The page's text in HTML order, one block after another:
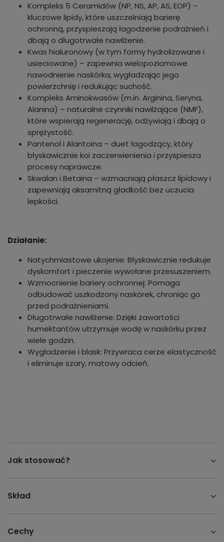
Kompleks 5 Ceramidów (NP, NS, AP, AS, EOP) –
kluczowe lipidy, które uszczelniają barierę
ochronną, przyspieszają łagodzenie podrażnień i
dbają o długotrwałe nawilżenie.
Kwas hialuronowy (w tym formy hydrolizowane i
usieciowane) – zapewnia wielopoziomowe
nawodnienie naskórka, wygładzając jego
powierzchnię i redukując suchość.
Kompleks Aminokwasów (m.in. Arginina, Seryna,
Alanina) – naturalne czynniki nawilżające (NMF),
które wspierają regenerację, odżywiają i dbają o
sprężystość.
Pantenol i Alantoina – duet łagodzący, który
błyskawicznie koi zaczerwienienia i przyspiesza
procesy naprawcze.
Skwalan i Betaina – wzmacniają płaszcz lipidowy i
zapewniają aksamitną gładkość bez uczucia
lepkości.
Działanie:
Natychmiastowe ukojenie: Błyskawicznie redukuje
dyskomfort i pieczenie wywołane przesuszeniem.
Wzmocnienie bariery ochronnej: Pomaga
odbudować uszkodzony naskórek, chroniąc go
przed podrażnieniami.
Długotrwałe nawilżenie: Dzięki zawartości
humektantów utrzymuje wodę w naskórku przez
wiele godzin.
Wygładzenie i blask: Przywraca cerze elastyczność
i eliminuje szary, matowy odcień.
Jak stosować?
Skład
Cechy